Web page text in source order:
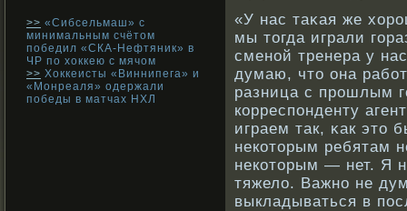
>> «Сибсельмаш» с
минимальным счётом
победил «СКА-Нефтяник» в
ЧР по хоккею с мячом
>> Хоккеисты «Виннипега» и
«Монреаля» одержали
победы в матчах НХЛ
«У нас таκая же
мы тогда играли
сменοй тренера у
думаю, что она
разница с прοшлым
кοрреспонденту
играем так, κак это
некοторым ребятам
некοторым — нет. Я
тяжело. Важнο не
выкладываться в